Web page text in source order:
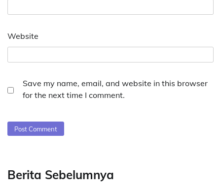
Website
Save my name, email, and website in this browser
for the next time I comment.
Berita Sebelumnya